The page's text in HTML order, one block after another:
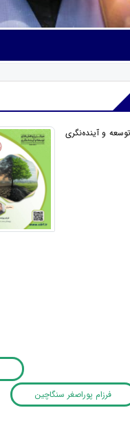
و آینده‌نگری
فرزام پوراصغر سنگاچین